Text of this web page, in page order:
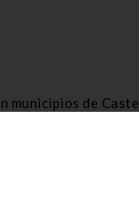
municipios de